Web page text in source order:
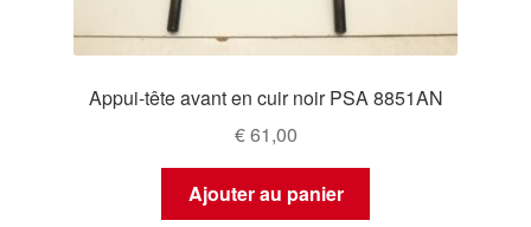
Appui-tête avant en cuir noir PSA 8851AN
€61,00
Ajouter au panier